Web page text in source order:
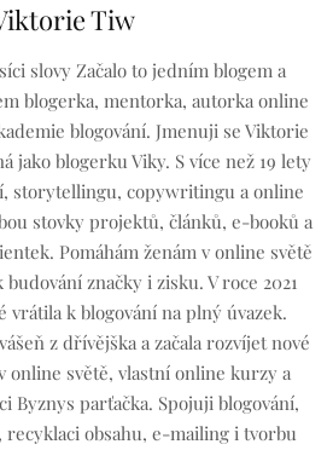
Tiw
slovy Začalo to jedním blogem a
blogerka, mentorka, autorka online
blogování. Jmenuji se Viktorie
jako blogerku Viky. S více než 19 lety
storytellingu, copywritingu a online
stovky projektů, článků, e-booků a
Pomáhám ženám v online světě
značky i zisku. V roce 2021
vrátila k blogování na plný úvazek.
z dřívějška a začala rozvíjet nové
online světě, vlastní online kurzy a
Byznys parťačka. Spojuji blogování,
obsahu, e-mailing i tvorbu